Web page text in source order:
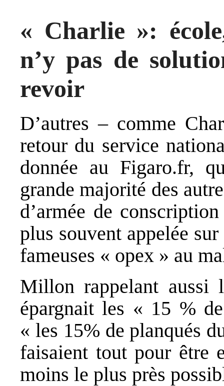
« Charlie »:
n’y pas de
revoir
D’autres – comme
retour du service
donnée au Figaro.fr,
grande majorité des
d’armée de
plus souvent appelée
fameuses « opex » au
Millon rappelant aussi
épargnait les « 15 %
« les 15% de planqués
faisaient tout pour être
moins le plus près